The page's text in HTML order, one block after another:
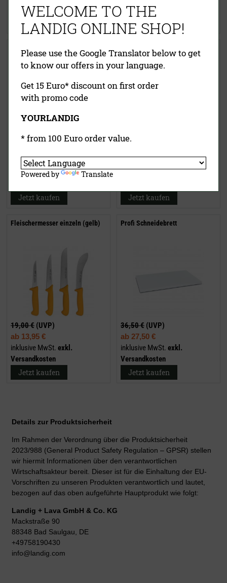
Versandkosten
Jetzt kaufen
Versandkosten
Jetzt kaufen
Zerwirkset Jungjäger (13 Teile)
233,00 €
inklusive MwSt.exkl.
Jetzt kaufen
Ausbeiner PRIME-GRIP
(schwarz)
Jetzt kaufen
Fleischermesser einzeln (gelb)
19,00 € (UVP)
ab 13,95 €
inklusive MwSt. exkl.
Versandkosten
Jetzt kaufen
Profi Schneidebrett
36,50 € (UVP)
ab 27,50 €
inklusive MwSt. exkl.
Versandkosten
Jetzt kaufen
Details zur Produktsicherheit
Im Rahmen der Verordnung über die Produktsicherheit
2023/988 (General Product Safety Regulation – GPSR) stellen
wir hiermit Informationen über den verantwortlichen
Wirtschaftsakteur bereit. Dieser ist für die Einhaltung der EU-
Vorschriften zu unseren Produkten verantwortlich und lautet,
bezogen auf das oben aufgeführte Hauptprodukt wie folgt:
Landig + Lava GmbH & Co. KG
Mackstraße 90
88348 Bad Saulgau, DE
+49758190430
info@landig.com
WELCOME TO THE
LANDIG ONLINE SHOP!
Please use the Google Translator below to get
to know our offers in your language.
Get 15 Euro* discount on first order
with promo code
YOURLANDIG
* from 100 Euro order value.
Powered by Translate